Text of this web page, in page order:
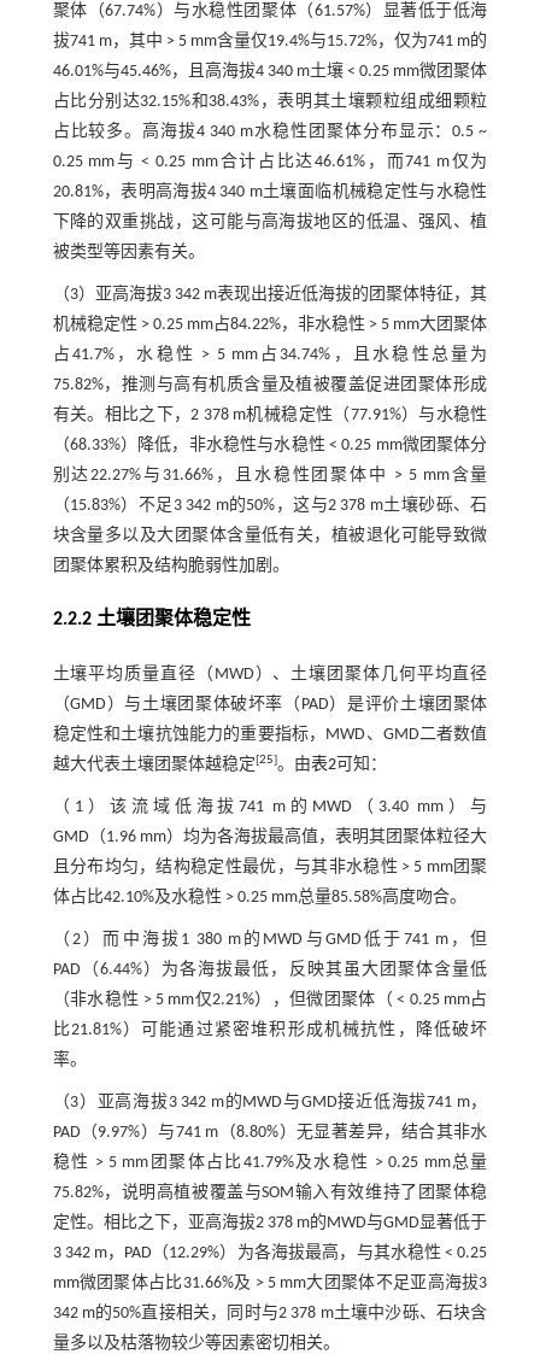
聚体（67.74%）与水稳性团聚体（61.57%）显著低于低海
拔741 m，其中 > 5 mm含量仅19.4%与15.72%，仅为741 m的
46.01%与45.46%，且高海拔4 340 m土壤 < 0.25 mm微团聚体
占比分别达32.15%和38.43%，表明其土壤颗粒组成细颗粒
占比较多。高海拔4 340 m水稳性团聚体分布显示：0.5 ~
0.25 mm与 < 0.25 mm合计占比达46.61%，而741 m仅为
20.81%，表明高海拔4 340 m土壤面临机械稳定性与水稳性
下降的双重挑战，这可能与高海拔地区的低温、强风、植
被类型等因素有关。
（3）亚高海拔3 342 m表现出接近低海拔的团聚体特征，其
机械稳定性 > 0.25 mm占84.22%，非水稳性 > 5 mm大团聚体
占41.7%，水稳性 > 5 mm占34.74%，且水稳性总量为
75.82%，推测与高有机质含量及植被覆盖促进团聚体形成
有关。相比之下，2 378 m机械稳定性（77.91%）与水稳性
（68.33%）降低，非水稳性与水稳性 < 0.25 mm微团聚体分
别达22.27%与31.66%，且水稳性团聚体中 > 5 mm含量
（15.83%）不足3 342 m的50%，这与2 378 m土壤砂砾、石
块含量多以及大团聚体含量低有关，植被退化可能导致微
团聚体累积及结构脆弱性加剧。
2.2.2 土壤团聚体稳定性
土壤平均质量直径（MWD）、土壤团聚体几何平均直径
（GMD）与土壤团聚体破坏率（PAD）是评价土壤团聚体
稳定性和土壤抗蚀能力的重要指标，MWD、GMD二者数值
越大代表土壤团聚体越稳定[25]。由表2可知：
（1）该流域低海拔741 m的MWD（3.40 mm）与
GMD（1.96 mm）均为各海拔最高值，表明其团聚体粒径大
且分布均匀，结构稳定性最优，与其非水稳性 > 5 mm团聚
体占比42.10%及水稳性 > 0.25 mm总量85.58%高度吻合。
（2）而中海拔1 380 m的MWD与GMD低于741 m，但
PAD（6.44%）为各海拔最低，反映其虽大团聚体含量低
（非水稳性 > 5 mm仅2.21%），但微团聚体（ < 0.25 mm占
比21.81%）可能通过紧密堆积形成机械抗性，降低破坏
率。
（3）亚高海拔3 342 m的MWD与GMD接近低海拔741 m，
PAD（9.97%）与741 m（8.80%）无显著差异，结合其非水
稳性 > 5 mm团聚体占比41.79%及水稳性 > 0.25 mm总量
75.82%，说明高植被覆盖与SOM输入有效维持了团聚体稳
定性。相比之下，亚高海拔2 378 m的MWD与GMD显著低于
3 342 m，PAD（12.29%）为各海拔最高，与其水稳性 < 0.25
mm微团聚体占比31.66%及 > 5 mm大团聚体不足亚高海拔3
342 m的50%直接相关，同时与2 378 m土壤中沙砾、石块含
量多以及枯落物较少等因素密切相关。